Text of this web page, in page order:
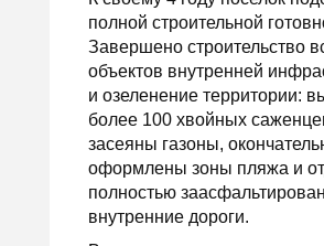
полной строительной
Завершено строительство
объектов внутренней
и озеленение территории:
более 100 хвойных
засеяны газоны,
оформлены зоны пляжа и
полностью
внутренние дороги.